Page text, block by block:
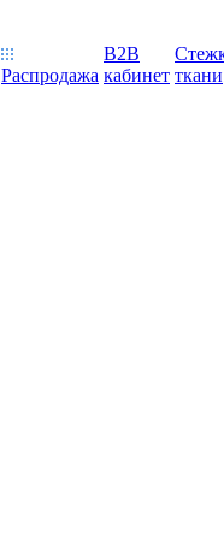
Распродажа
B2B
кабинет ткани